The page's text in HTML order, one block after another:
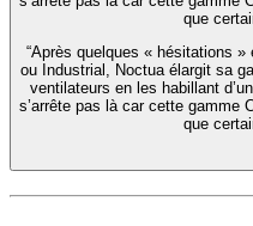
que
“Après quelques « hésitations
ou Industrial, Noctua élargit sa
ventilateurs en les habillant
s’arrête pas là car cette gamme
que